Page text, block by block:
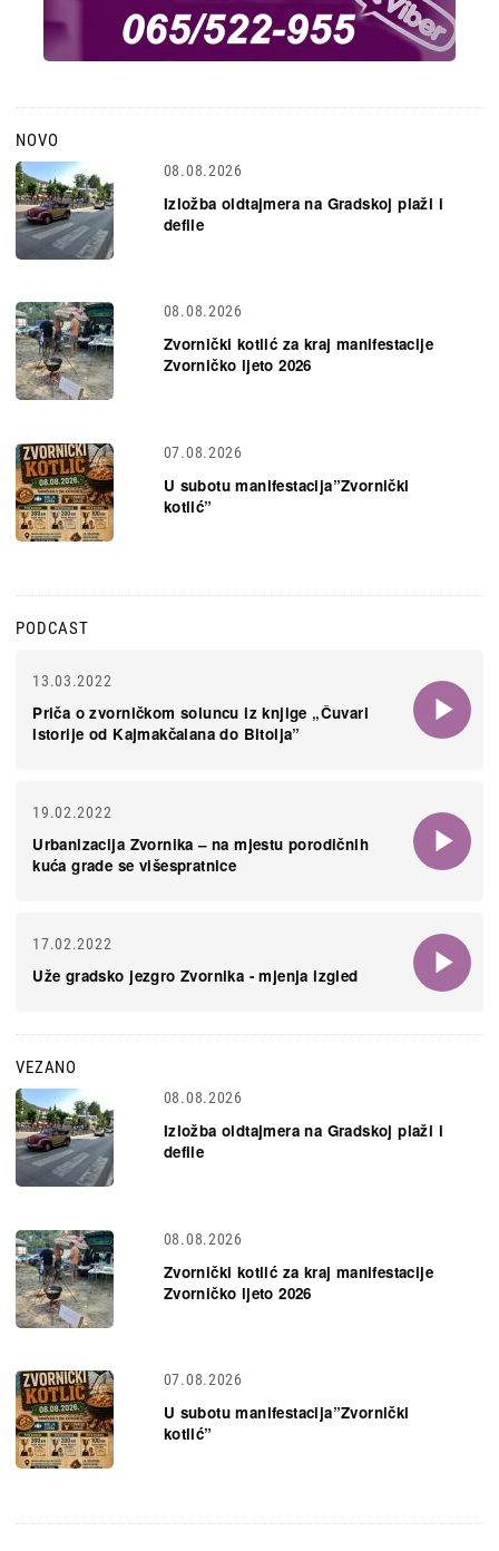
NOVO
08.08.2026
Izložba oldtajmera na Gradskoj plaži i
defile
08.08.2026
Zvornički kotlić za kraj manifestacije
Zvorničko ljeto 2026
07.08.2026
U subotu manifestacija”Zvornički
kotlić”
PODCAST
13.03.2022
Priča o zvorničkom soluncu iz knjige „Čuvari
istorije od Kajmakčalana do Bitolja”
19.02.2022
Urbanizacija Zvornika – na mjestu porodičnih
kuća grade se višespratnice
17.02.2022
Uže gradsko jezgro Zvornika - mjenja izgled
VEZANO
08.08.2026
Izložba oldtajmera na Gradskoj plaži i
defile
08.08.2026
Zvornički kotlić za kraj manifestacije
Zvorničko ljeto 2026
07.08.2026
U subotu manifestacija”Zvornički
kotlić”